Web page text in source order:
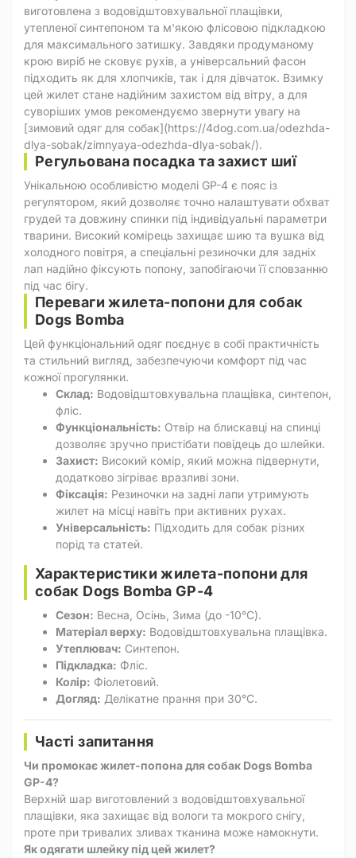
виготовлена з водовідштовхувальної плащівки,
утепленої синтепоном та м'якою флісовою підкладкою
для максимального затишку. Завдяки продуманому
крою виріб не сковує рухів, а універсальний фасон
підходить як для хлопчиків, так і для дівчаток. Взимку
цей жилет стане надійним захистом від вітру, а для
суворіших умов рекомендуємо звернути увагу на
[зимовий одяг для собак](https://4dog.com.ua/odezhda-
dlya-sobak/zimnyaya-odezhda-dlya-sobak/).
Регульована посадка та захист шиї
Унікальною особливістю моделі GP-4 є пояс із
регулятором, який дозволяє точно налаштувати обхват
грудей та довжину спинки під індивідуальні параметри
тварини. Високий комірець захищає шию та вушка від
холодного повітря, а спеціальні резиночки для задніх
лап надійно фіксують попону, запобігаючи її сповзанню
під час бігу.
Переваги жилета-попони для собак
Dogs Bomba
Цей функціональний одяг поєднує в собі практичність
та стильний вигляд, забезпечуючи комфорт під час
кожної прогулянки.
Склад: Водовідштовхувальна плащівка, синтепон,
фліс.
Функціональність: Отвір на блискавці на спинці
дозволяє зручно пристібати повідець до шлейки.
Захист: Високий комір, який можна підвернути,
додатково зігріває вразливі зони.
Фіксація: Резиночки на задні лапи утримують
жилет на місці навіть при активних рухах.
Універсальність: Підходить для собак різних
порід та статей.
Характеристики жилета-попони для
собак Dogs Bomba GP-4
Сезон: Весна, Осінь, Зима (до -10°C).
Матеріал верху: Водовідштовхувальна плащівка.
Утеплювач: Синтепон.
Підкладка: Фліс.
Колір: Фіолетовий.
Догляд: Делікатне прання при 30°C.
Часті запитання
Чи промокає жилет-попона для собак Dogs Bomba
GP-4?
Верхній шар виготовлений з водовідштовхувальної
плащівки, яка захищає від вологи та мокрого снігу,
проте при тривалих зливах тканина може намокнути.
Як одягати шлейку під цей жилет?